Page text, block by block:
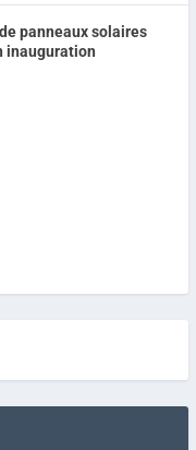
panneaux solaires
inauguration